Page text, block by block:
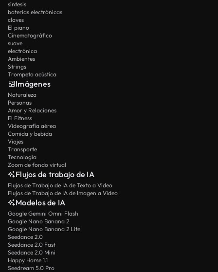
síntesis
baterías electrónicas
claves
El piano
Cinematográfico
suave
electrónica
Ambientes
Strings
Trompeta acústica
Imágenes
Naturaleza
Personas
Amor y Relaciones
El Fitness
Videografía aérea
Comida y bebida
Viajes
Transporte
Tecnología
Zoom de fondo virtual
Flujos de trabajo de IA
Flujos de Trabajo de IA de Texto a Vídeo
Flujos de Trabajo de IA de Imagen a Vídeo
Modelos de IA
Google Gemini Omni Flash
Google Nano Banana 2
Google Nano Banana 2 Lite
Seedance 2.0
Seedance 2.0 Fast
Seedance 2.0 Mini
Happy Horse 1.1
Seedream 5.0 Pro